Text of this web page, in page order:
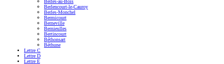
Berles-au-Bois
Berlencourt-le-Cauroy
Berles-Monchel
Bermicourt
Berneville
Bernieulles
Bertincourt
Béthonsart
Béthune
Lettre C
Lettre D
Lettre E